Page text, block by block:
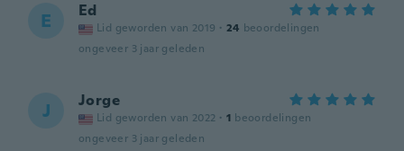
E Ed
Lid geworden van 2019 · 24 beoordelingen
ongeveer 3 jaar geleden
J Jorge
Lid geworden van 2022 · 1 beoordelingen
ongeveer 3 jaar geleden